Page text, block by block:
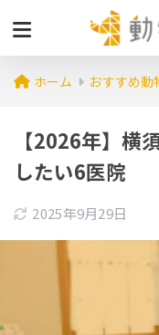
ホーム おすすめ動
【2026年】横
したい6医院
2025年9月29日